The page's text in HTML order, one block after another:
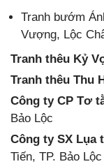
Tranh bướm
Vượng, Lộc
Tranh thêu Kỷ
Tranh thêu Thu
Công ty CP Tơ
Bảo Lộc
Công ty SX Lụa
Tiến, TP. Bảo Lộc